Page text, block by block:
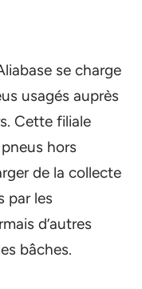
se charge
usagés auprès
Cette filiale
hors
de la collecte
par les
d’autres
bâches.